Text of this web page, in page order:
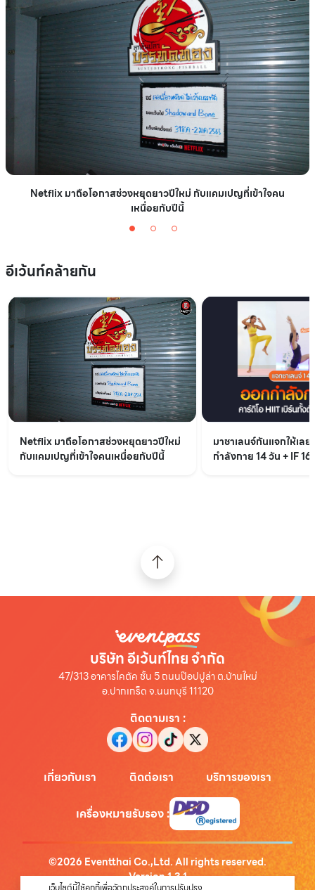
Netflix มาถือโอกาสช่วงหยุดยาวปีใหม่ กับแคมเปญที่เข้าใจคน
เหนื่อยกับปีนี้
อีเว้นท์คล้ายกัน
Netflix มาถือโอกาสช่วงหยุดยาวปีใหม่
กับแคมเปญที่เข้าใจคนเหนื่อยกับปีนี้
มาชาเลนจ์กันแจกให้เล
กำลังกาย 14 วัน + IF
บริษัท อีเว้นท์ไทย จำกัด
47/313 อาคารไคตัค ชั้น 5 ถนนป๊อปปูล่า ต.บ้านใหม่
อ.ปากเกร็ด จ.นนทบุรี 11120
ติดตามเรา :
เกี่ยวกับเรา ติดต่อเรา บริการของเรา
เครื่องหมายรับรอง:
©2026 Eventthai Co.,Ltd. All rights reserved.
Version1.3.1